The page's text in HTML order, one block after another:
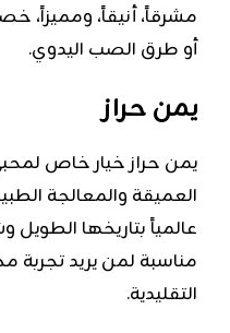
أو طرق الصب اليدوي.
يمن حراز
يمن حراز خيار خاص لمحبي
العميقة والمعالجة
عالمياً بتاريخها الطويل
مناسبة لمن يريد تجربة
التقليدية.